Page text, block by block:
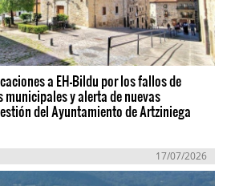
a EH-Bildu por los fallos de
y alerta de nuevas
del Ayuntamiento de Artziniega
17/07/2026